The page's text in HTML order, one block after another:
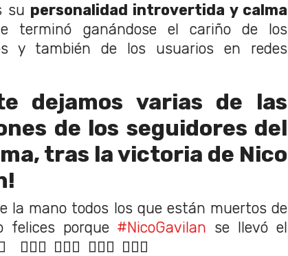
su personalidad introvertida y calma
terminó ganándose el cariño de los
y también de los usuarios en redes
dejamos varias de las
de los seguidores del
tras la victoria de Nico
la mano todos los que están muertos de
felices porque #NicoGavilan se llevó el